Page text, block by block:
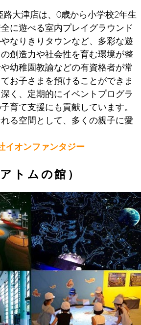
路大津店は、0歳から小学校2年生
に遊べる室内プレイグラウンド
なりきりタウンなど、多彩な遊
創造力や社会性を育む環境が整
幼稚園教諭などの有資格者が常
お子さまを預けることができま
く、定期的にイベントプログラ
育て支援にも貢献しています。
る空間として、多くの親子に愛
イオンファンタジー
トムの館）